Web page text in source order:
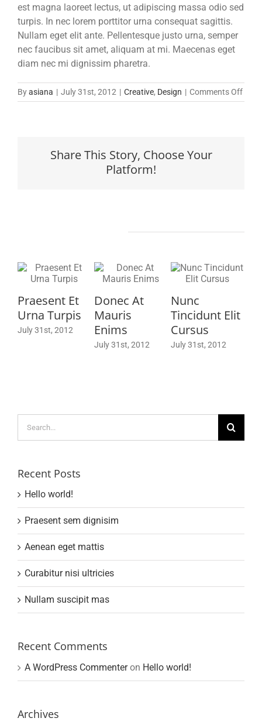
est magna laoreet lectus, ut adipiscing massa odio sed
turpis. In nec lorem porttitor urna consequat sagittis.
Nullam eget elit ante. Pellentesque justo urna, semper
nec faucibus sit amet, aliquam at mi. Maecenas eget
diam nec mi dignissim pharetra.
Byasiana | July 31st, 2012 | Creative, Design | Comments Offon
Share This Story, Choose Your
Platform!
Praesent Et
Urna Turpis
July 31st, 2012
Donec At
Mauris
Enims
July 31st, 2012
Nunc
Tincidunt Elit
Cursus
July 31st, 2012
Recent Posts
Hello world!
Praesent sem dignisim
Aenean eget mattis
Curabitur nisi ultricies
Nullam suscipit mas
Recent Comments
A WordPress Commenteron Hello world!
Archives